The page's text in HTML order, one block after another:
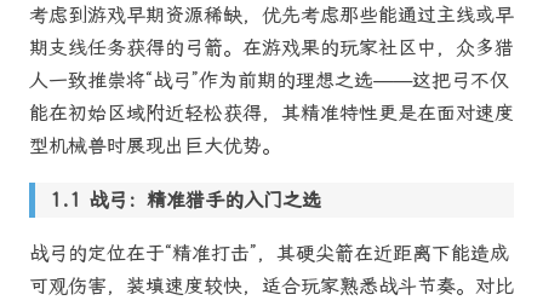
考虑到游戏早期资源稀缺，优先考虑那些能通过主线或早
期支线任务获得的弓箭。在游戏果的玩家社区中，众多猎
人一致推崇将“战弓”作为前期的理想之选——这把弓不仅
能在初始区域附近轻松获得，其精准特性更是在面对速度
型机械兽时展现出巨大优势。
战弓：精准猎手的入门之选
战弓的定位在于“精准打击”，其硬尖箭在近距离下能造成
可观伤害，装填速度较快，适合玩家熟悉战斗节奏。对比